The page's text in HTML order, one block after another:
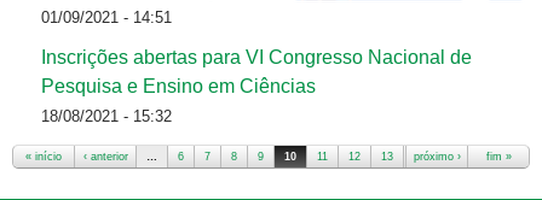
01/09/2021 - 14:51
Inscrições abertas para VI Congresso Nacional de
Pesquisa e Ensino em Ciências
18/08/2021 - 15:32
« início ‹ anterior … 6 7 8 9 10 11 12 13 14 …
próximo › fim »